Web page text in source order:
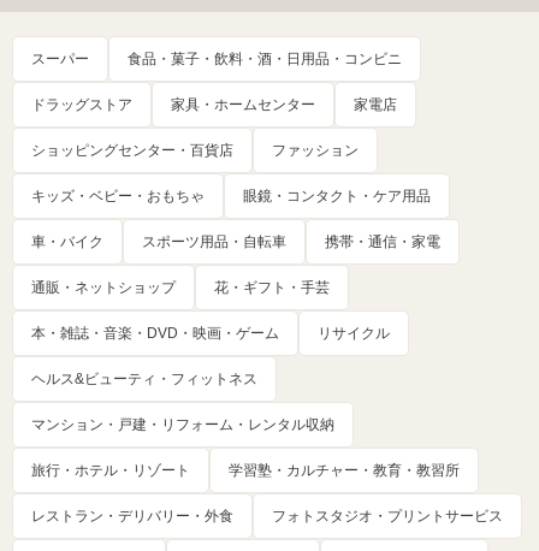
スーパー 食品・菓子・飲料・酒・日用品・コンビニ
ドラッグストア 家具・ホームセンター 家電店
ショッピングセンター・百貨店 ファッション
キッズ・ベビー・おもちゃ 眼鏡・コンタクト・ケア用品
車・バイク スポーツ用品・自転車 携帯・通信・家電
通販・ネットショップ 花・ギフト・手芸
本・雑誌・音楽・DVD・映画・ゲーム リサイクル
ヘルス&ビューティ・フィットネス
マンション・戸建・リフォーム・レンタル収納
旅行・ホテル・リゾート 学習塾・カルチャー・教育・教習所
レストラン・デリバリー・外食 フォトスタジオ・プリントサービス